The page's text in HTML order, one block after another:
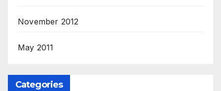
November 2012
May 2011
Categories